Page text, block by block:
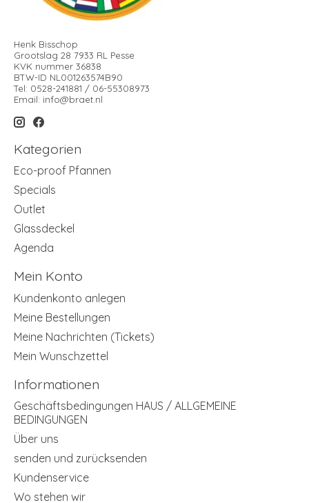
Henk Bisschop
Grootslag 28 7933 RL Pesse
KVK nummer 36838
BTW-ID NL001263574B90
Tel: 0528-241881 / 06-55308973
Email: info@braet.nl
Kategorien
Eco-proof Pfannen
Specials
Outlet
Glassdeckel
Agenda
Mein Konto
Kundenkonto anlegen
Meine Bestellungen
Meine Nachrichten (Tickets)
Mein Wunschzettel
Informationen
Geschäftsbedingungen HAUS / ALLGEMEINE
BEDINGUNGEN
Über uns
senden und zurücksenden
Kundenservice
Wo stehen wir